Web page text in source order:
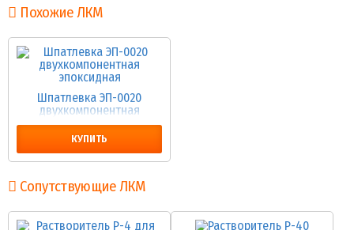
Похожие ЛКМ
Шпатлевка ЭП-0020
двухкомпонентная
эпоксидная
КУПИТЬ
Сопутствующие ЛКМ